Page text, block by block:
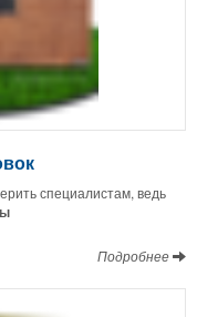
специалистам, ведь
Подробнее